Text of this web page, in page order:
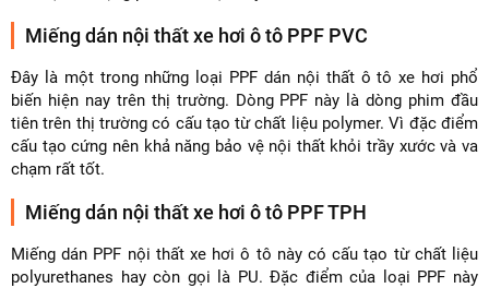
Miếng dán nội thất xe hơi ô tô PPF PVC
Đây là một trong những loại PPF dán nội thất ô tô xe hơi phổ
biến hiện nay trên thị trường. Dòng PPF này là dòng phim đầu
tiên trên thị trường có cấu tạo từ chất liệu polymer. Vì đặc điểm
cấu tạo cứng nên khả năng bảo vệ nội thất khỏi trầy xước và va
chạm rất tốt.
Miếng dán nội thất xe hơi ô tô PPF TPH
Miếng dán PPF nội thất xe hơi ô tô này có cấu tạo từ chất liệu
polyurethanes hay còn gọi là PU. Đặc điểm của loại PPF này